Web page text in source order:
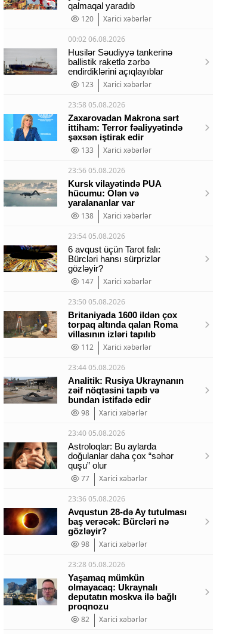
qalmaqal yaradıb
120
Xarici xəbərlər
00:02 06.08.2026
Husilər Səudiyyə tankerinə
ballistik raketlə zərbə
endirdiklərini açıqlayıblar
123
Xarici xəbərlər
23:58 05.08.2026
Zaxarovadan Makrona sərt
ittiham: Terror fəaliyyətində
şəxsən iştirak edir
133
Xarici xəbərlər
23:56 05.08.2026
Kursk vilayətində PUA
hücumu: Ölən və
yaralananlar var
138
Xarici xəbərlər
23:54 05.08.2026
6 avqust üçün Tarot falı:
Bürcləri hansı sürprizlər
gözləyir?
147
Xarici xəbərlər
23:50 05.08.2026
Britaniyada 1600 ildən çox
torpaq altında qalan Roma
villasının izləri tapılıb
112
Xarici xəbərlər
23:44 05.08.2026
Analitik: Rusiya Ukraynanın
zəif nöqtəsini tapıb və
bundan istifadə edir
98
Xarici xəbərlər
23:40 05.08.2026
Astroloqlar: Bu aylarda
doğulanlar daha çox “səhər
quşu” olur
77
Xarici xəbərlər
23:36 05.08.2026
Avqustun 28-də Ay tutulması
baş verəcək: Bürcləri nə
gözləyir?
98
Xarici xəbərlər
23:28 05.08.2026
Yaşamaq mümkün
olmayacaq: Ukraynalı
deputatın moskva ilə bağlı
proqnozu
82
Xarici xəbərlər